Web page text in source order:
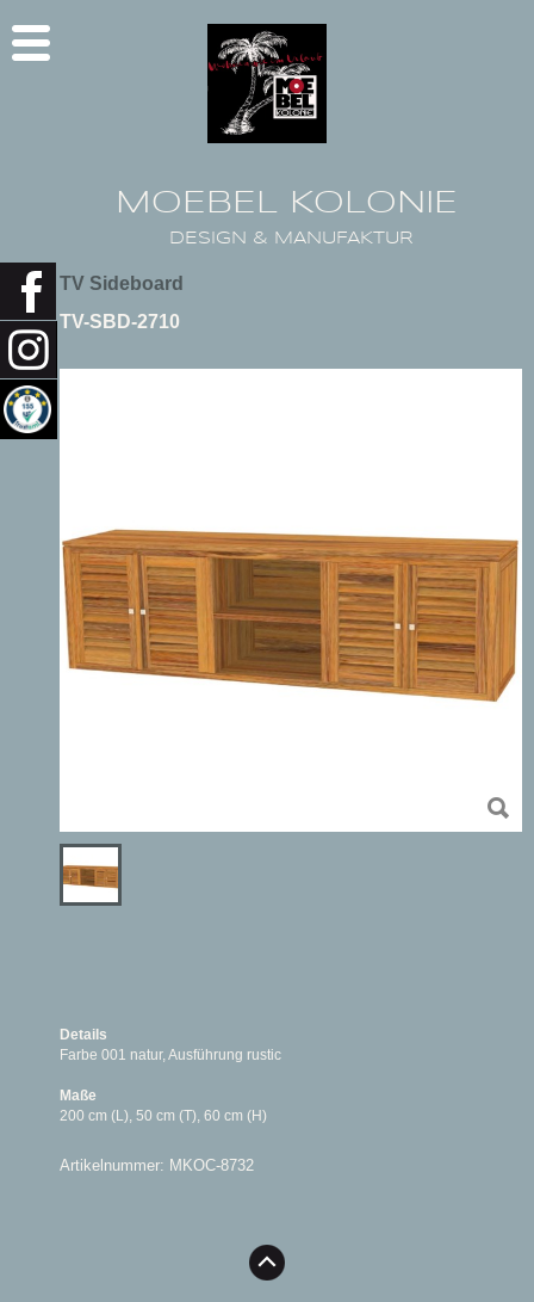
MOEBEL KOLONIE
DESIGN & MANUFAKTUR
TV Sideboard
TV-SBD-2710
Details
Farbe 001 natur, Ausführung rustic
Maße
200 cm (L), 50 cm (T), 60 cm (H)
Artikelnummer: MKOC-8732